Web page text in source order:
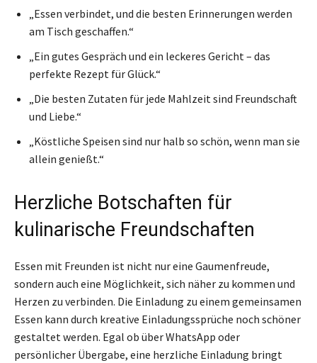
„Essen verbindet, und die besten Erinnerungen werden
am Tisch geschaffen.“
„Ein gutes Gespräch und ein leckeres Gericht – das
perfekte Rezept für Glück.“
„Die besten Zutaten für jede Mahlzeit sind Freundschaft
und Liebe.“
„Köstliche Speisen sind nur halb so schön, wenn man sie
allein genießt.“
Herzliche Botschaften für
kulinarische Freundschaften
Essen mit Freunden ist nicht nur eine Gaumenfreude,
sondern auch eine Möglichkeit, sich näher zu kommen und
Herzen zu verbinden. Die Einladung zu einem gemeinsamen
Essen kann durch kreative Einladungssprüche noch schöner
gestaltet werden. Egal ob über WhatsApp oder
persönlicher Übergabe, eine herzliche Einladung bringt